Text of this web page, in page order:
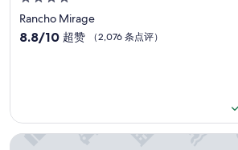
星
住
Rancho Mirage
8.8
赞，
（2,076
8.8/10 超赞 （2,076 条点评）
安那翰尊荣庭园酒店